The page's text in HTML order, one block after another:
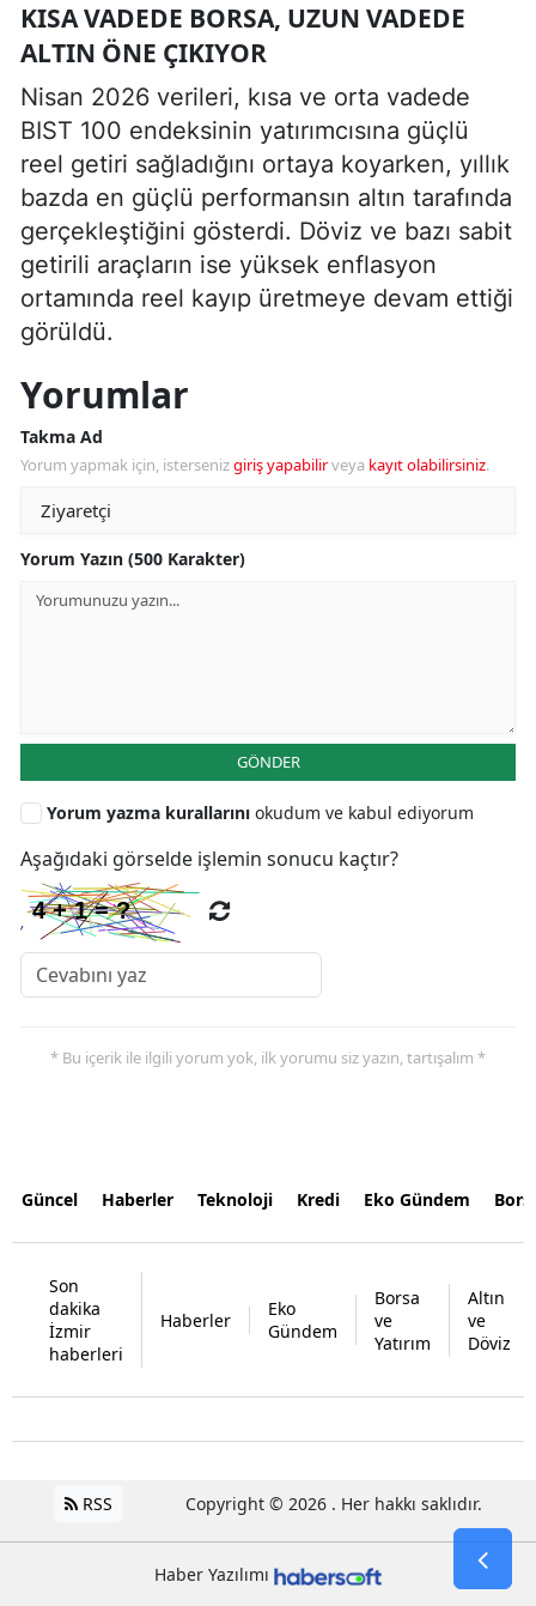
KISA VADEDE BORSA, UZUN VADEDE
ALTIN ÖNE ÇIKIYOR
Nisan 2026 verileri, kısa ve orta vadede
BIST 100 endeksinin yatırımcısına güçlü
reel getiri sağladığını ortaya koyarken, yıllık
bazda en güçlü performansın altın tarafında
gerçekleştiğini gösterdi. Döviz ve bazı sabit
getirili araçların ise yüksek enflasyon
ortamında reel kayıp üretmeye devam ettiği
görüldü.
Yorumlar
Takma Ad
Yorum yapmak için, istersenizgiriş yapabilirveya kayıt olabilirsiniz.
Yorum Yazın (500 Karakter)
GÖNDER
Yorum yazma kurallarını okudum ve kabul ediyorum
Aşağıdaki görselde işlemin sonucu kaçtır?
* Bu içerik ile ilgili yorum yok, ilk yorumu siz yazın, tartışalım *
Güncel Haberler Teknoloji Kredi Eko Gündem
Son
dakika
İzmir
haberleri
Haberler
Eko
Gündem
Borsa
ve
Yatırım
Altın
ve
Döviz
RSS Copyright © 2026 . Her hakkı saklıdır.
Haber Yazılımı